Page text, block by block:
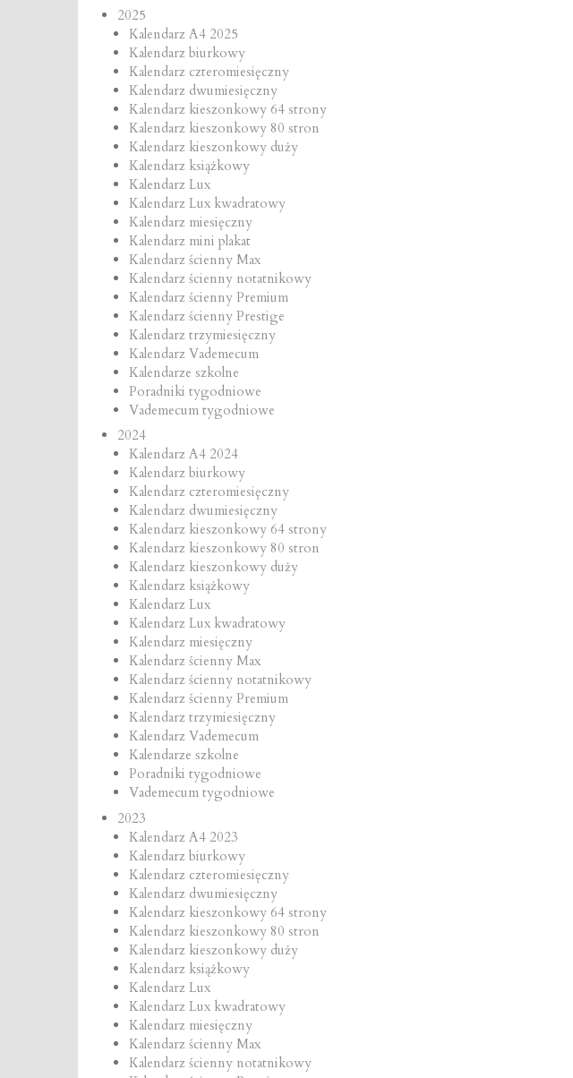
2025
Kalendarz A4 2025
Kalendarz biurkowy
Kalendarz czteromiesięczny
Kalendarz dwumiesięczny
Kalendarz kieszonkowy 64 strony
Kalendarz kieszonkowy 80 stron
Kalendarz kieszonkowy duży
Kalendarz książkowy
Kalendarz Lux
Kalendarz Lux kwadratowy
Kalendarz miesięczny
Kalendarz mini plakat
Kalendarz ścienny Max
Kalendarz ścienny notatnikowy
Kalendarz ścienny Premium
Kalendarz ścienny Prestige
Kalendarz trzymiesięczny
Kalendarz Vademecum
Kalendarze szkolne
Poradniki tygodniowe
Vademecum tygodniowe
2024
Kalendarz A4 2024
Kalendarz biurkowy
Kalendarz czteromiesięczny
Kalendarz dwumiesięczny
Kalendarz kieszonkowy 64 strony
Kalendarz kieszonkowy 80 stron
Kalendarz kieszonkowy duży
Kalendarz książkowy
Kalendarz Lux
Kalendarz Lux kwadratowy
Kalendarz miesięczny
Kalendarz ścienny Max
Kalendarz ścienny notatnikowy
Kalendarz ścienny Premium
Kalendarz trzymiesięczny
Kalendarz Vademecum
Kalendarze szkolne
Poradniki tygodniowe
Vademecum tygodniowe
2023
Kalendarz A4 2023
Kalendarz biurkowy
Kalendarz czteromiesięczny
Kalendarz dwumiesięczny
Kalendarz kieszonkowy 64 strony
Kalendarz kieszonkowy 80 stron
Kalendarz kieszonkowy duży
Kalendarz książkowy
Kalendarz Lux
Kalendarz Lux kwadratowy
Kalendarz miesięczny
Kalendarz ścienny Max
Kalendarz ścienny notatnikowy